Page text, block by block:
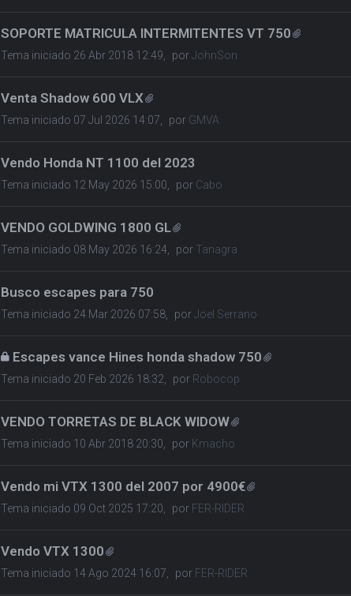
SOPORTE MATRICULA INTERMITENTES VT 750
Tema iniciado 26 Abr 2018 12:49, porJohnSon
Venta Shadow 600 VLX
Tema iniciado 07 Jul 2026 14:07, por GMVA
Vendo Honda NT 1100 del 2023
Tema iniciado 12 May 2026 15:00, por Cabo
VENDO GOLDWING 1800 GL
Tema iniciado 08 May 2026 16:24, por Tanagra
Busco escapes para 750
Tema iniciado 24 Mar 2026 07:58, porJoel Serrano
Escapes vance Hines honda shadow 750
Tema iniciado 20 Feb 2026 18:32, por Robocop
VENDO TORRETAS DE BLACK WIDOW
Tema iniciado 10 Abr 2018 20:30, por Kmacho
Vendo mi VTX 1300 del 2007 por 4900€
Tema iniciado 09 Oct 2025 17:20, por FER-RIDER
Vendo VTX 1300
Tema iniciado 14 Ago 2024 16:07, por FER-RIDER